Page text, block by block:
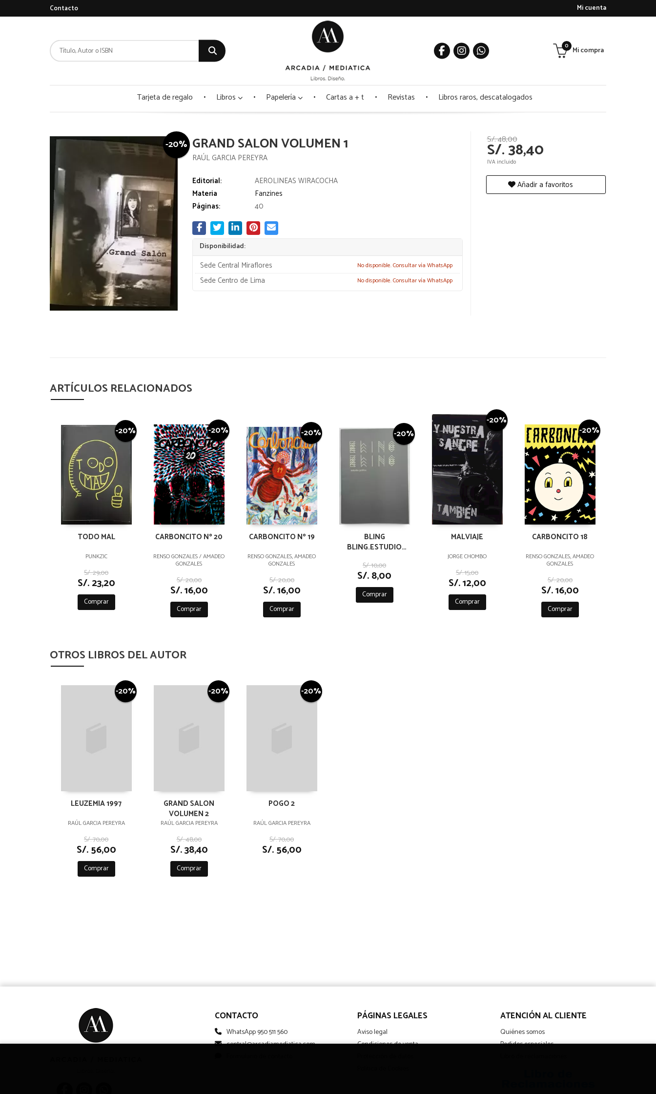
Mi cuenta
Contacto
Mi compra
0
Tarjeta de regalo Libros Papelería Cartas a + t Revistas Libros raros, descatalogados
-20% GRAND SALON VOLUMEN 1
RAÚL GARCIA PEREYRA
Editorial:
AEROLINEAS WIRACOCHA
Materia
Fanzines
Páginas:
40
Disponibilidad:
Sede Central Miraflores No disponible. Consultar vía WhatsApp
Sede Centro de Lima No disponible. Consultar vía WhatsApp
S/. 48,00
S/. 38,40
IVA incluido
Añadir a favoritos
ARTÍCULOS RELACIONADOS
-20%
TODO MAL
PUNKZIC
S/. 29,00
S/. 23,20
Comprar
-20%
CARBONCITO Nº 20
RENSO GONZALES / AMADEO
GONZALES
S/. 20,00
S/. 16,00
Comprar
-20%
CARBONCITO Nº 19
RENSO GONZALES, AMADEO
GONZALES
S/. 20,00
S/. 16,00
Comprar
-20%
BLING
BLING.ESTUDIO
S/. 10,00
S/. 8,00
Comprar
-20%
MALVIAJE
JORGE CHOMBO
S/. 15,00
S/. 12,00
Comprar
-20%
CARBONCITO 18
RENSO GONZALES, AMADEO
GONZALES
S/. 20,00
S/. 16,00
Comprar
OTROS LIBROS DEL AUTOR
-20%
LEUZEMIA 1997
RAÚL GARCIA PEREYRA
S/. 70,00
S/. 56,00
Comprar
-20%
GRAND SALON
VOLUMEN 2
RAÚL GARCIA PEREYRA
S/. 48,00
S/. 38,40
Comprar
-20%
POGO 2
RAÚL GARCIA PEREYRA
S/. 70,00
S/. 56,00
CONTACTO
WhatsApp 950 511 560
central@arcadiamediatica.com
PÁGINAS LEGALES
Aviso legal
Condiciones de venta
ATENCIÓN AL CLIENTE
Quiénes somos
Pedidos especiales